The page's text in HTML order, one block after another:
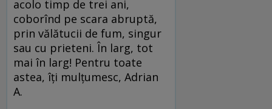
acolo timp de trei ani,
coborînd pe scara abruptă,
prin vălătucii de fum, singur
sau cu prieteni. În larg, tot
mai în larg! Pentru toate
astea, îţi mulţumesc, Adrian
A.